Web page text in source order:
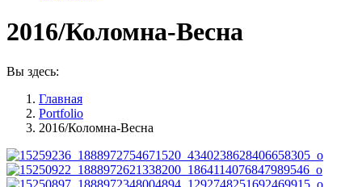
2016/Коломна-Весна
Вы здесь:
Главная
Portfolio
2016/Коломна-Весна